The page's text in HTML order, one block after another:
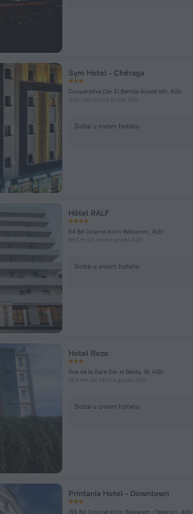
Sym Hotel - Chéraga
Coopérative Dar El Bahdja Aissat Idir, Alžir
9 km od centra grada Alžir
Soba u ovom hotelu
Hôtel RALF
84 Bd Colonel Krim Belkacem, Alžir
953 m od centra grada Alžir
Soba u ovom hotelu
Hotel Roza
Rue de la Gare Dar el Beida, 18, Alžir
13,4 km od centra grada Alžir
Soba u ovom hotelu
Printania Hotel - Downtown
155 Bd Colonel Krim Belkacem (Telemly), Alžir